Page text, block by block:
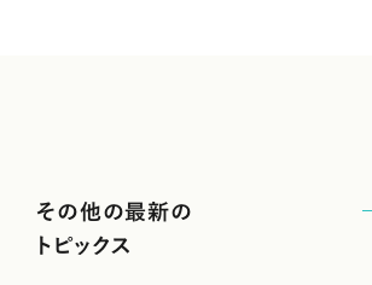
その他の最新の
トピックス